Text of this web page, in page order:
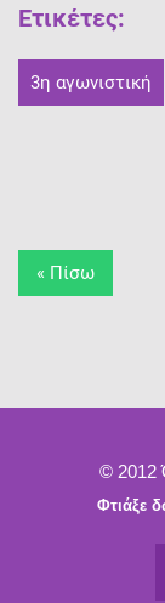
Ετικέτες:
3η αγωνιστική
« Πίσω
© 2012
Φτιάξε